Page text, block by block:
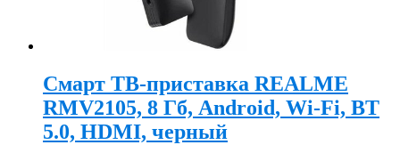
Смарт ТВ-приставка REALME
RMV2105, 8 Гб, Android, Wi-Fi, BT
5.0, HDMI, черный